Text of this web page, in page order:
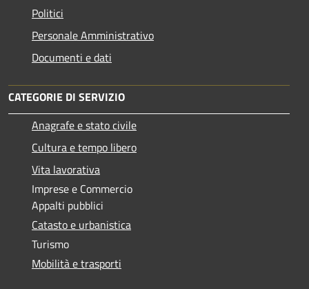
Politici
Personale Amministrativo
Documenti e dati
CATEGORIE DI SERVIZIO
Anagrafe e stato civile
Cultura e tempo libero
Vita lavorativa
Imprese e Commercio
Appalti pubblici
Catasto e urbanistica
Turismo
Mobilità e trasporti